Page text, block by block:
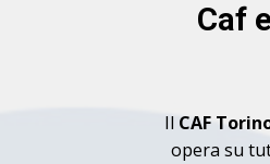
Caf
Il CAF
opera su